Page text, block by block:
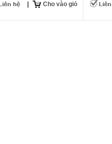
Cho vào giỏ